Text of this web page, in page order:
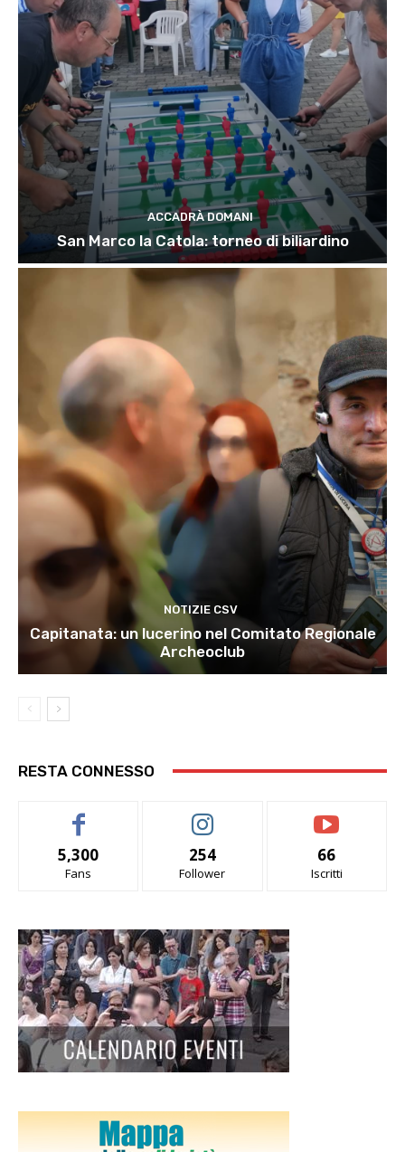
ACCADRÀ DOMANI
San Marco la Catola: torneo di biliardino
NOTIZIE CSV
Capitanata: un lucerino nel Comitato Regionale
Archeoclub
RESTA CONNESSO
5,300
Fans
254
Follower
66
Iscritti